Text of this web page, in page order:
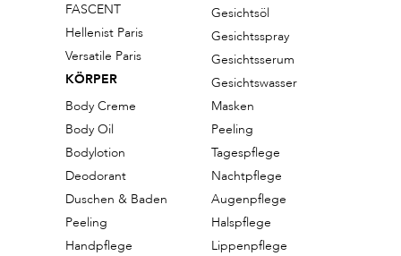
FASCENT
Hellenist Paris
Versatile Paris
KÖRPER
Body Creme
Body Oil
Bodylotion
Deodorant
Duschen & Baden
Peeling
Handpflege
Gesichtsöl
Gesichtsspray
Gesichtsserum
Gesichtswasser
Masken
Peeling
Tagespflege
Nachtpflege
Augenpflege
Halspflege
Lippenpflege